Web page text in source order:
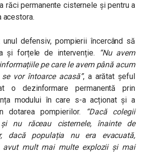
răci permanente cisternele și pentru a
acestora.
defensiv, pompierii încercând să
și forțele de intervenție.
“Nu avem
pe care le avem până acum
vor întoarce acasă”, a arătat șeful
o dezinformare permanentă prin
modului în care s-a acționat și a
dotarea pompierilor.
“Dacă colegii
nu răceau cisternele, înainte de
dacă populația nu era evacuată,
mult mai multe explozii și mai